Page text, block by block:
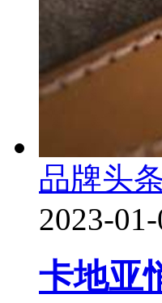
品牌头
2023-
卡地亚